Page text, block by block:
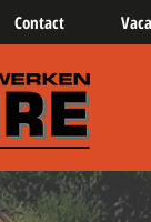
Contact